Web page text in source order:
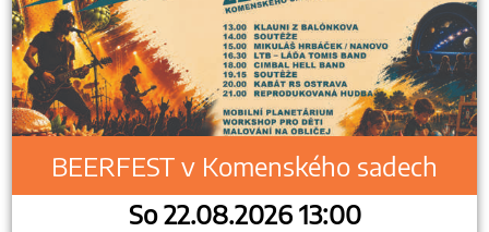
BEERFEST v Komenského sadech
So 22.08.2026 13:00